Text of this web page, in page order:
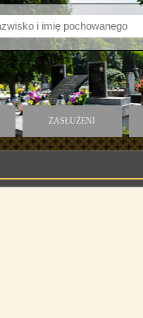
ZASŁUŻENI